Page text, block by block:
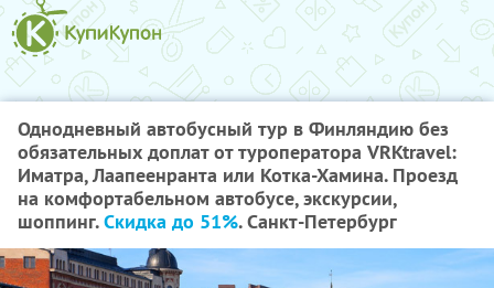
Однодневный автобусный тур в Финляндию без
обязательных доплат от туроператора VRKtravel:
Иматра, Лаапеенранта или Котка-Хамина. Проезд
на комфортабельном автобусе, экскурсии,
шоппинг.Скидка до 51%. Санкт-Петербург